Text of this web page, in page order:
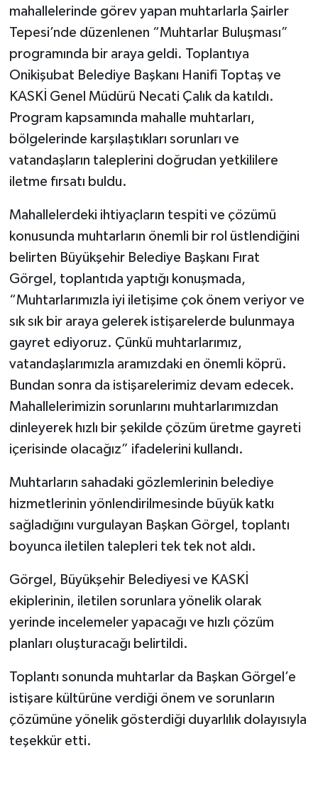
mahallelerinde görev yapan muhtarlarla Şairler
Tepesi’nde düzenlenen “Muhtarlar Buluşması”
programında bir araya geldi. Toplantıya
Onikişubat Belediye Başkanı Hanifi Toptaş ve
KASKİ Genel Müdürü Necati Çalık da katıldı.
Program kapsamında mahalle muhtarları,
bölgelerinde karşılaştıkları sorunları ve
vatandaşların taleplerini doğrudan yetkililere
iletme fırsatı buldu.
Mahallelerdeki ihtiyaçların tespiti ve çözümü
konusunda muhtarların önemli bir rol üstlendiğini
belirten Büyükşehir Belediye Başkanı Fırat
Görgel, toplantıda yaptığı konuşmada,
“Muhtarlarımızla iyi iletişime çok önem veriyor ve
sık sık bir araya gelerek istişarelerde bulunmaya
gayret ediyoruz. Çünkü muhtarlarımız,
vatandaşlarımızla aramızdaki en önemli köprü.
Bundan sonra da istişarelerimiz devam edecek.
Mahallelerimizin sorunlarını muhtarlarımızdan
dinleyerek hızlı bir şekilde çözüm üretme gayreti
içerisinde olacağız” ifadelerini kullandı.
Muhtarların sahadaki gözlemlerinin belediye
hizmetlerinin yönlendirilmesinde büyük katkı
sağladığını vurgulayan Başkan Görgel, toplantı
boyunca iletilen talepleri tek tek not aldı.
Görgel, Büyükşehir Belediyesi ve KASKİ
ekiplerinin, iletilen sorunlara yönelik olarak
yerinde incelemeler yapacağı ve hızlı çözüm
planları oluşturacağı belirtildi.
Toplantı sonunda muhtarlar da Başkan Görgel’e
istişare kültürüne verdiği önem ve sorunların
çözümüne yönelik gösterdiği duyarlılık dolayısıyla
teşekkür etti.